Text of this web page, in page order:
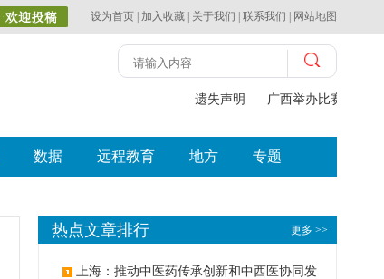
设为首页 加入收藏 关于我们 联系我们 网站地图
遗失声明 广西举办比赛探索
数据 远程教育 地方 专题
更多 >>
热点文章排行
上海：推动中医药传承创新和中西医协同发